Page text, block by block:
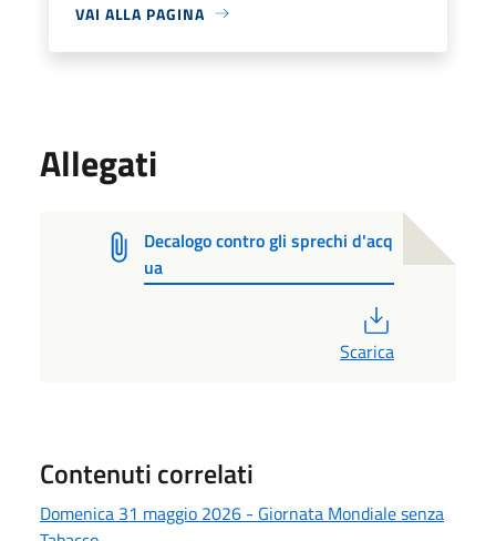
VAI ALLA PAGINA
Allegati
Decalogo contro gli sprechi d'acq
ua
Scarica
Contenuti correlati
Domenica 31 maggio 2026 - Giornata Mondiale senza